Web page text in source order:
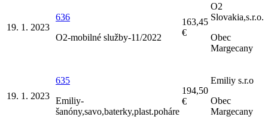
19. 1. 2023
636
O2-mobilné služby-11/2022
163,45
€
O2
Slovakia,s.r.o.
Obec
Margecany
19. 1. 2023
635
Emiliy-
šanóny,savo,baterky,plast.poháre
194,50
€
Emiliy s.r.o
Obec
Margecany